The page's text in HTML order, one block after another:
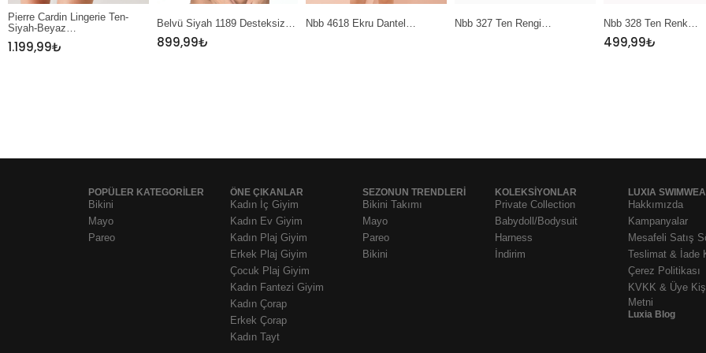
Pierre Cardin Lingerie Ten-
Siyah-Beyaz…
1.199,99₺
Belvü Siyah 1189 Desteksiz…
899,99₺
Nbb 4618 Ekru Dantel… Nbb 327 Ten Rengi… Nbb 328 Ten Renk…
499,99₺
POPÜLER KATEGORİLER
Bikini
Mayo
Pareo
ÖNE ÇIKANLAR
Kadın İç Giyim
Kadın Ev Giyim
Kadın Plaj Giyim
Erkek Plaj Giyim
Çocuk Plaj Giyim
Kadın Fantezi Giyim
Kadın Çorap
Erkek Çorap
Kadın Tayt
SEZONUN TRENDLERI
Bikini Takımı
Mayo
Pareo
Bikini
KOLEKSIYONLAR
Private Collection
Babydoll/Bodysuit
Harness
İndirim
LUXIA
Hakkımızda
Kampanyalar
Mesafeli Satış
Teslimat & İade
Çerez Politikası
KVKK & Üye
Metni
Luxia Blog